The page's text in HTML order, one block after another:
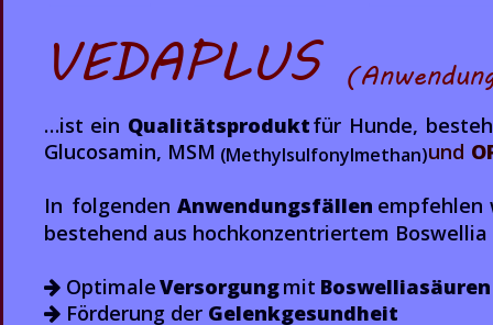
VEDAPLUS
…ist ein Qualitätsproduktfür Hunde,
Glucosamin, MSM (Methylsulfonylmethan) und
In folgenden Anwendungsfällen
bestehend aus hochkonzentriertem
 Optimale Versorgung mit Boswelliasäuren
 Förderung der Gelenkgesundheit